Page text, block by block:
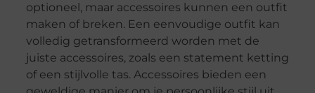
optioneel, maar accessoires kunnen een outfit
maken of breken. Een eenvoudige outfit kan
volledig getransformeerd worden met de
juiste accessoires, zoals een statement ketting
of een stijlvolle tas. Accessoires bieden een